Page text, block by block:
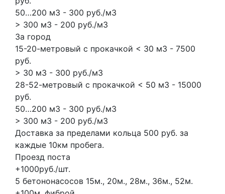
50…200 м3 - 300 руб./м3
> 300 м3 - 200 руб./м3
За город
15-20-метровый с прокачкой < 30 м3 - 7500
руб.
> 30 м3 - 300 руб./м3
28-52-метровый с прокачкой < 50 м3 - 15000
руб.
50…200 м3 - 300 руб./м3
> 300 м3 - 200 руб./м3
Доставка за пределами кольца 500 руб. за
каждые 10км пробега.
Проезд поста
+1000руб./шт.
5 бетононасосов 15м., 20м., 28м., 36м., 52м.